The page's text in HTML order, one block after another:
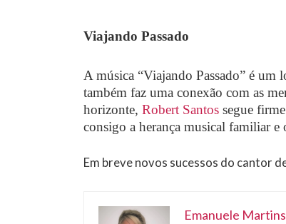
Viajando Passado
A música “Viajando Passado” é um
também faz uma conexão com as
horizonte,Robert Santos segue
consigo a herança musical familiar e
Em breve novos sucessos do cantor
Emanuele Martins